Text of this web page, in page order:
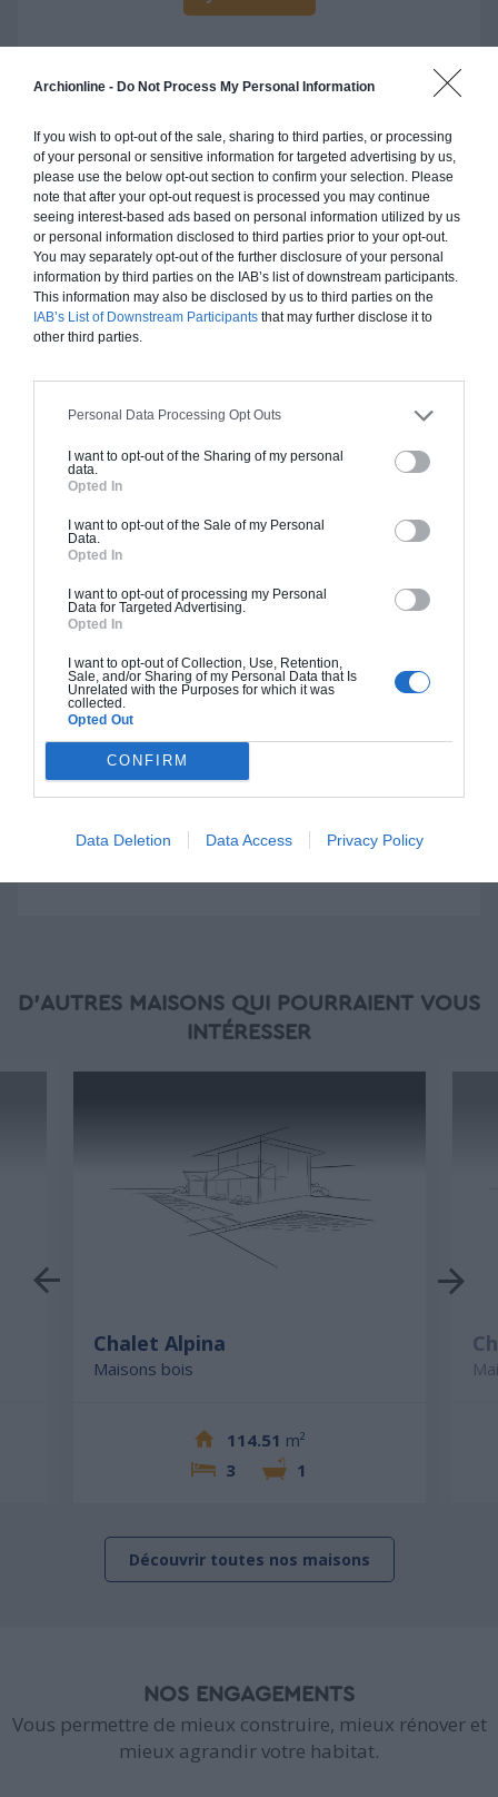
Archionline - Do Not Process My Personal Information
If you wish to opt-out of the sale, sharing to third parties, or processing
of your personal or sensitive information for targeted advertising by us,
please use the below opt-out section to confirm your selection. Please
note that after your opt-out request is processed you may continue
seeing interest-based ads based on personal information utilized by us
or personal information disclosed to third parties prior to your opt-out.
You may separately opt-out of the further disclosure of your personal
information by third parties on the IAB’s list of downstream participants.
This information may also be disclosed by us to third parties on the
IAB’s List of Downstream Participants that may further disclose it to
other third parties.
Personal Data Processing Opt Outs
I want to opt-out of the Sharing of my personal
data.
Opted In
I want to opt-out of the Sale of my Personal
Data.
Opted In
I want to opt-out of processing my Personal
Data for Targeted Advertising.
Opted In
I want to opt-out of Collection, Use, Retention,
Sale, and/or Sharing of my Personal Data that Is
Unrelated with the Purposes for which it was
collected.
Opted Out
CONFIRM
Data Deletion Data Access Privacy Policy
Construction ossature bois
Chiffrage estimatif pour : Fondations et normes
standards. Construction en ossature bois isolé.
Finitions haut de gamme. Le prix "clé en main"
inclut le gros oeuvre et le second oeuvre (cuisine,
peinture, sols...), mais exclut piscine, jardin et
clôture.
À partir de
245 000€ TTC
Je la veux !
Chiffrage estimatif pour : Fondations et normes
standards. Construction en bloc coffrant isolant
en main" inclut le gros oeuvre et le second
oeuvre (cuisine, peinture, sols...), mais exclut
285 000€ TTC
D'AUTRES MAISONS QUI POURRAIENT VOUS
INTÉRESSER
Chalet Alpina
Maisons bois
114.51 m²
3
1
Découvrir toutes nos maisons
NOS ENGAGEMENTS
Vous permettre de mieux construire, mieux rénover et
mieux agrandir votre habitat.